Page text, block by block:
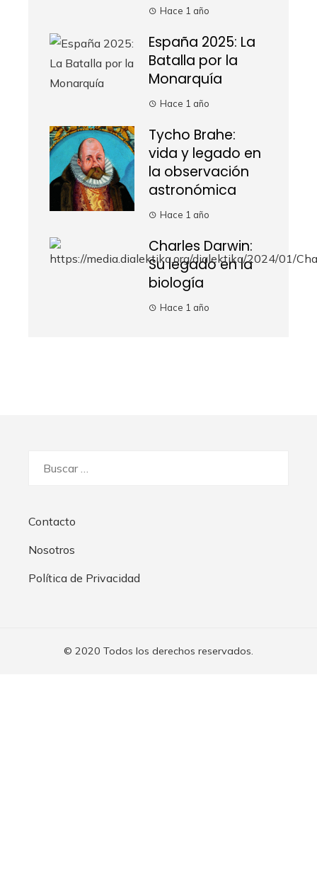
Hace 1 año
España 2025: La
Batalla por la
Monarquía
Hace 1 año
Tycho Brahe:
vida y legado en
la observación
astronómica
Hace 1 año
Charles Darwin:
Su legado en la
biología
Hace 1 año
Contacto
Nosotros
Política de Privacidad
© 2020 Todos los derechos reservados.